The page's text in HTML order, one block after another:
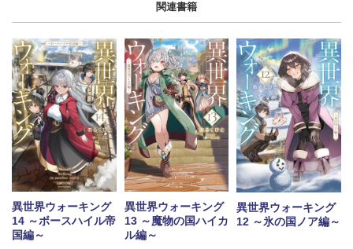
関連書籍
異世界ウォーキング
14 ～ボースハイル帝
国編～
異世界ウォーキング
13 ～魔物の国ハイカ
ル編～
異世界ウォーキング
12 ～氷の国ノア編～